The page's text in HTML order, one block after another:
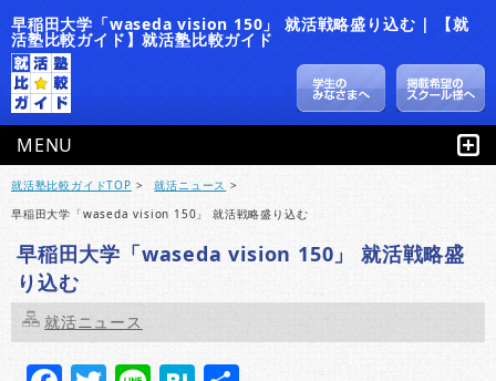
早稲田大学「waseda vision 150」 就活戦略盛り込む | 【就
活塾比較ガイド】就活塾比較ガイド
MENU
就活塾比較ガイドTOP > 就活ニュース >
早稲田大学「waseda vision 150」 就活戦略盛り込む
早稲田大学「waseda vision 150」 就活戦略盛
り込む
就活ニュース